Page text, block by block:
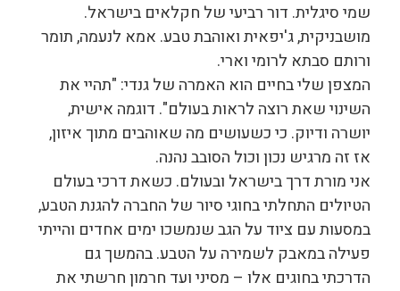
שמי סיגלית. דור רביעי של חקלאים בישראל.
מושבניקית, ג'יפאית ואוהבת טבע. אמא לנעמה, תומר
ורותם סבתא לרומי וארי.
המצפן שלי בחיים הוא האמרה של גנדי: "תהיי את
השינוי שאת רוצה לראות בעולם". דוגמה אישית,
יושרה ודיוק. כי כשעושים מה שאוהבים מתוך איזון,
אז זה מרגיש נכון וכול הסובב נהנה.
אני מורת דרך בישראל ובעולם. כשאת דרכי בעולם
הטיולים התחלתי בחוגי סיור של החברה להגנת הטבע,
במסעות עם ציוד על הגב שנמשכו ימים אחדים והייתי
פעילה במאבק לשמירה על הטבע. בהמשך גם
הדרכתי בחוגים אלו – מסיני ועד חרמון חרשתי את